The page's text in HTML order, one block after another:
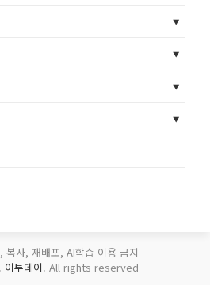
복사, 재배포, AI학습 이용 금지
이투데이. All rights reserved